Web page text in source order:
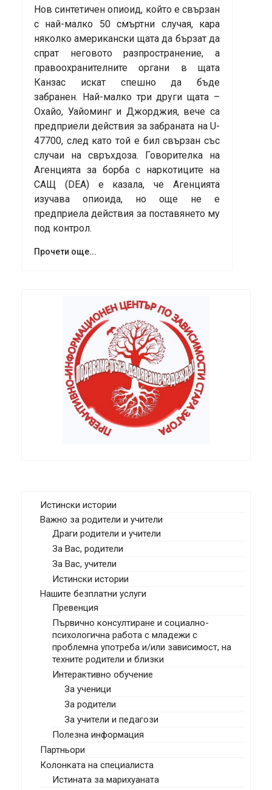
Нов синтетичен опиоид, който е свързан
с най-малко 50 смъртни случая, кара
няколко американски щата да бързат да
спрат неговото разпространение, а
правоохранителните органи в щата
Канзас искат спешно да бъде
забранен. Най-малко три други щата –
Охайо, Уайоминг и Джорджия, вече са
предприели действия за забраната на U-
47700, след като той е бил свързан със
случаи на свръхдоза. Говорителка на
Агенцията за борба с наркотиците на
САЩ (DEA) е казала, че Агенцията
изучава опиоида, но още не е
предприела действия за поставянето му
под контрол.
Прочети още...
Истински истории
Важно за родители и учители
Драги родители и учители
За Вас, родители
За Вас, учители
Истински истории
Нашите безплатни услуги
Превенция
Първично консултиране и социално-
психологична работа с младежи с
проблемна употреба и/или зависимост, на
техните родители и близки
Интерактивно обучение
За ученици
За родители
За учители и педагози
Полезна информация
Партньори
Колонката на специалиста
Истината за марихуаната